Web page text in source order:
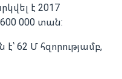
է 2017
000 տան:
է՝ 62 Մ հզորությամբ,